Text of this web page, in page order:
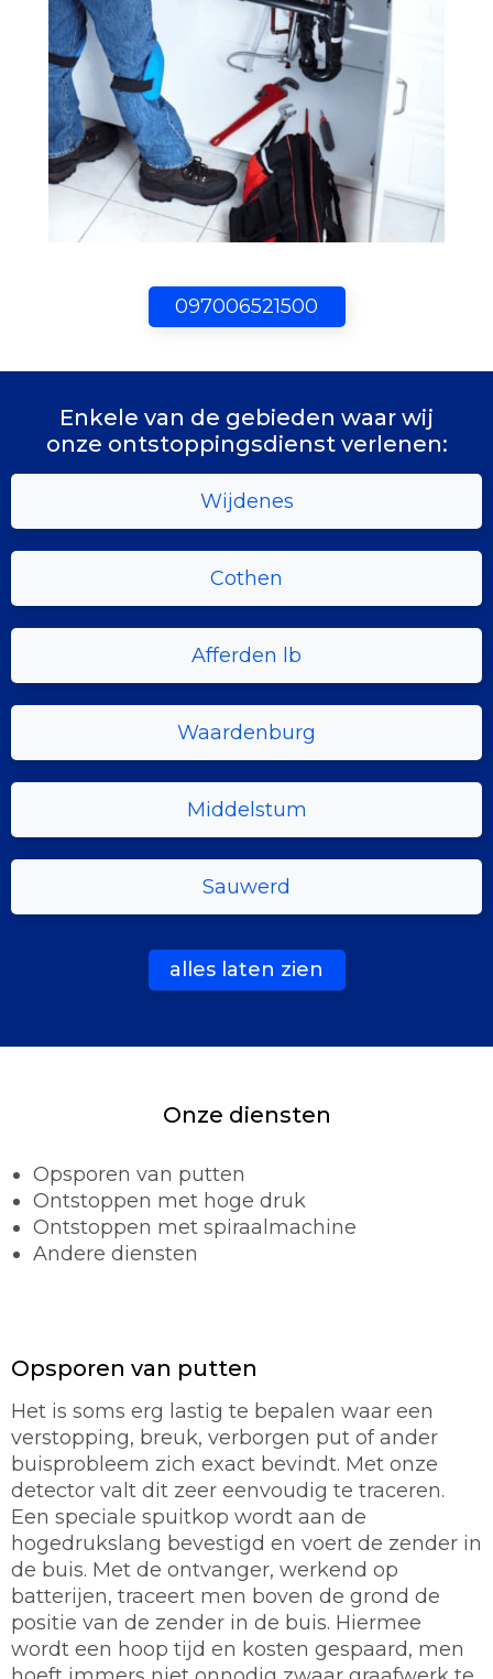
097006521500
Enkele van de gebieden waar wij
onze ontstoppingsdienst verlenen:
Wijdenes
Cothen
Afferden lb
Waardenburg
Middelstum
Sauwerd
alles laten zien
Onze diensten
Opsporen van putten
Ontstoppen met hoge druk
Ontstoppen met spiraalmachine
Andere diensten
Opsporen van putten
Het is soms erg lastig te bepalen waar een
verstopping, breuk, verborgen put of ander
buisprobleem zich exact bevindt. Met onze
detector valt dit zeer eenvoudig te traceren.
Een speciale spuitkop wordt aan de
hogedrukslang bevestigd en voert de zender in
de buis. Met de ontvanger, werkend op
batterijen, traceert men boven de grond de
positie van de zender in de buis. Hiermee
wordt een hoop tijd en kosten gespaard, men